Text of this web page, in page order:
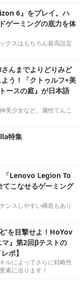
6』をプレイ。ハ
ゲーミングの底力を体
クスはもちろん最高設定
んまでよりどりみど
う！「クトゥルフ×美
ースの庭』が日本語
美少女など、属性てんこ
特集
「Lenovo Legion To
こなせるゲーミング
ンスしやすい構造もあり
”を目撃せよ！HoYov
』第2回βテストの
ポ】
ルによってさらに戦略性
素に迫ります！